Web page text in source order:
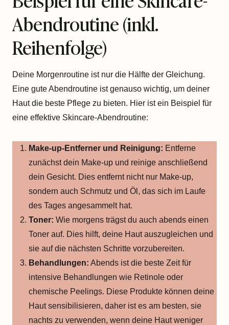
Abendroutine (inkl.
Reihenfolge)
Deine Morgenroutine ist nur die Hälfte der Gleichung.
Eine gute Abendroutine ist genauso wichtig, um deiner
Haut die beste Pflege zu bieten. Hier ist ein Beispiel für
eine effektive Skincare-Abendroutine:
Make-up-Entferner und Reinigung: Entferne
zunächst dein Make-up und reinige anschließend
dein Gesicht. Dies entfernt nicht nur Make-up,
sondern auch Schmutz und Öl, das sich im Laufe
des Tages angesammelt hat.
Toner: Wie morgens trägst du auch abends einen
Toner auf. Dies hilft, deine Haut auszugleichen und
sie auf die nächsten Schritte vorzubereiten.
Behandlungen: Abends ist die beste Zeit für
intensive Behandlungen wie Retinole oder
chemische Peelings. Diese Produkte können deine
Haut sensibilisieren, daher ist es am besten, sie
nachts zu verwenden, wenn deine Haut weniger